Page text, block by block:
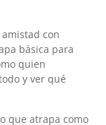
con
básica para
quien
y ver qué
que atrapa como